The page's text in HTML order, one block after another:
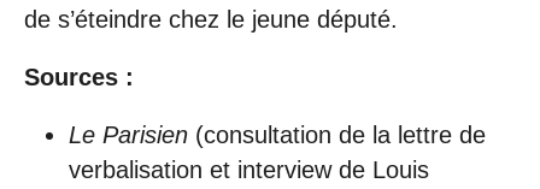
de s’éteindre chez le jeune député.
Sources :
Le Parisien(consultation de la lettre de
verbalisation et interview de Louis